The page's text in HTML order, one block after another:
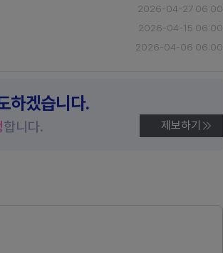
2026-04-27 06:00
2026-04-15 06:00
2026-04-06 06:00
하겠습니다.
합니다. 제보하기